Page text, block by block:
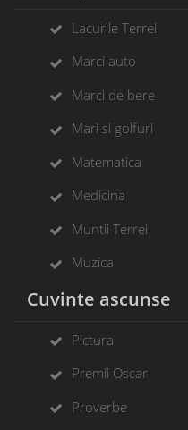
Lacurile Terrei
Marci auto
Marci de bere
Mari si golfuri
Matematica
Medicina
Muntii Terrei
Muzica
Cuvinte ascunse
Pictura
Premii Oscar
Proverbe